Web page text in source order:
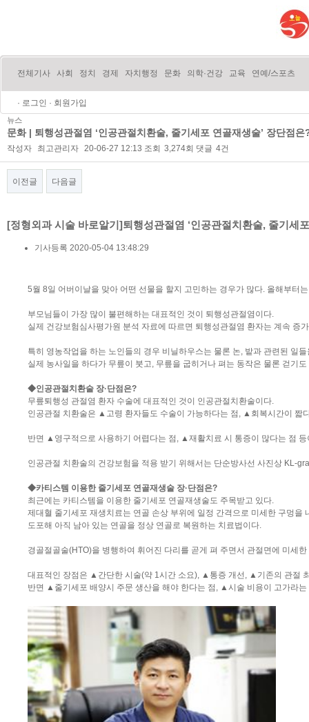
전체기사 사회 정치 경제 자치행정 문화 의학·건강 교육 연예/스포츠
· 로그인 · 회원가입
뉴스
문화 | 퇴행성관절염 ‘인공관절치환술, 줄기세포 연골재생술’ 장단점은
작성자 최고관리자 20-06-27 12:13 조회 3,274회 댓글 4건
이전글 다음글
[정형외과 시술 바로알기]퇴행성관절염 ‘인공관절치환술, 줄기세
기사등록 2020-05-04 13:48:29
5월 8일 어버이날을 맞아 어떤 선물을 할지 고민하는 경우가 많다. 올해부터
부모님들이 가장 많이 불편해하는 대표적인 것이 퇴행성관절염이다.
실제 건강보험심사평가원 분석 자료에 따르면 퇴행성관절염 환자는 계속 증
특히 영농작업을 하는 노인들의 경우 비닐하우스는 물론 논, 밭과 관련된 일
실제 농사일을 하다가 무릎이 붓고, 무릎을 굽히거나 펴는 동작은 물론 걷기
◆인공관절치환술 장·단점은?
무릎퇴행성 관절염 환자 수술에 대표적인 것이 인공관절치환술이다.
인공관절 치환술은 ▲고령 환자들도 수술이 가능하다는 점, ▲회복시간이
반면 ▲영구적으로 사용하기 어렵다는 점, ▲재활치료 시 통증이 많다는 점
인공관절 치환술의 건강보험을 적용 받기 위해서는 단순방사선 사진상 KL-
◆카티스템 이용한 줄기세포 연골재생술 장·단점은?
최근에는 카티스템을 이용한 줄기세포 연골재생술도 주목받고 있다.
제대혈 줄기세포 재생치료는 연골 손상 부위에 일정 간격으로 미세한 구멍
도포해 아직 남아 있는 연골을 정상 연골로 복원하는 치료법이다.
경골절골술(HTO)을 병행하여 휘어진 다리를 곧게 펴 주면서 관절면에 미세
대표적인 장점은 ▲간단한 시술(약 1시간 소요), ▲통증 개선, ▲기존의 관절
반면 ▲줄기세포 배양시 주문 생산을 해야 한다는 점, ▲시술 비용이 고가라는